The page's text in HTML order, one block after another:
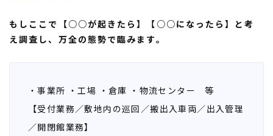
もしここで【○○が起きたら】【○○になったら】と考
え調査し、 万全の態勢で臨みます。
・事業所 ・工場 ・倉庫 ・物流センター 等
【受付業務／敷地内の巡回／搬出入車両／出入管理
／開閉館業務】